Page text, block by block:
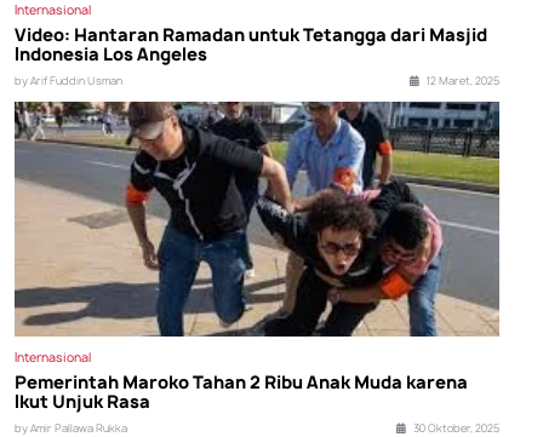
Internasional
Video: Hantaran Ramadan untuk Tetangga dari Masjid
Indonesia Los Angeles
by Arif Fuddin Usman 12 Maret, 2025
Internasional
Pemerintah Maroko Tahan 2 Ribu Anak Muda karena
Ikut Unjuk Rasa
by Amir Pallawa Rukka 30 Oktober, 2025